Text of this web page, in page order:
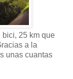
bici, 25 km que
a la
unas cuantas